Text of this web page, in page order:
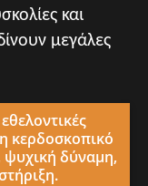
και
μεγάλες
κερδοσκοπικό
ψυχική δύναμη,